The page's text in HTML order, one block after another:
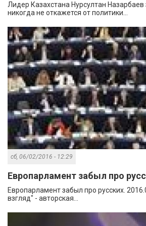
Лидер Казахстана Нурсултан Назарбаев
никогда не откажется от политики...
сб, 06/02/2016 - 12:29
Европарламент забыл про
Европарламент забыл про русских.
взгляд" - авторская...